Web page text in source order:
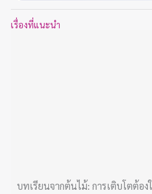
เรื่องที่แนะนำ
บทเรียนจากต้นไม้: การเติบโตต้อง